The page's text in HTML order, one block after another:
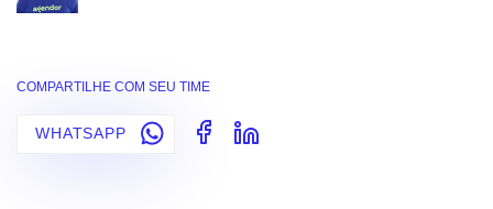
COMPARTILHE COM SEU TIME
WHATSAPP